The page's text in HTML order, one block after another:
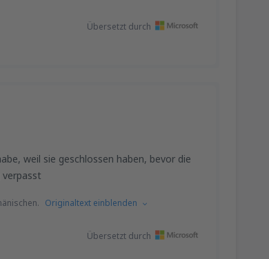
Übersetzt durch
weil sie geschlossen haben, bevor die
Originaltext einblenden
Übersetzt durch